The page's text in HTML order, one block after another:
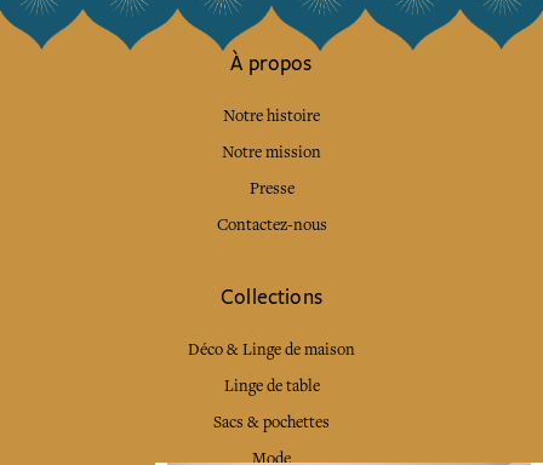
À propos
Notre histoire
Notre mission
Presse
Contactez-nous
Collections
Déco & Linge de maison
Linge de table
Sacs & pochettes
Mode